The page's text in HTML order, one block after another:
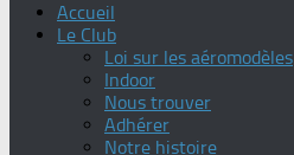
Accueil
Le Club
Loi sur les aéromodèles
Indoor
Nous trouver
Adhérer
Notre histoire